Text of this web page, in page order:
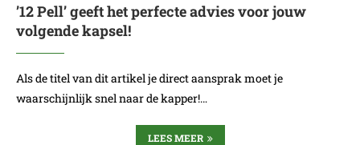
’12 Pell’ geeft het perfecte advies voor jouw
volgende kapsel!
Als de titel van dit artikel je direct aansprak moet je
waarschijnlijk snel naar de kapper!…
LEES MEER